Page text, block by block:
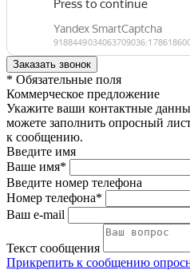
* Обязательные поля
Коммерческое предложение
Укажите ваши контактные
можете заполнить опросный
к сообщению.
Введите имя
Ваше имя*
Введите номер телефона
Номер телефона*
Ваш e-mail
Текст сообщения
Прикрепить к сообщению